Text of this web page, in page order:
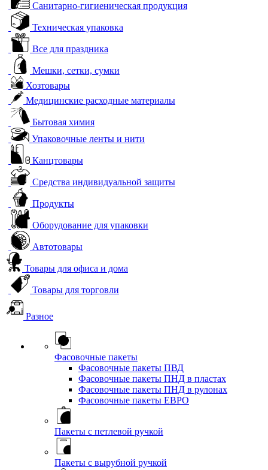
Санитарно-гигиеническая продукция
Техническая упаковка
Все для праздника
Мешки, сетки, сумки
Хозтовары
Медицинские расходные материалы
Бытовая химия
Упаковочные ленты и нити
Канцтовары
Средства индивидуальной защиты
Продукты
Оборудование для упаковки
Автотовары
Товары для офиса и дома
Товары для торговли
Разное
Фасовочные пакеты
Фасовочные пакеты ПВД
Фасовочные пакеты ПНД в пластах
Фасовочные пакеты ПНД в рулонах
Фасовочные пакеты ЕВРО
Пакеты с петлевой ручкой
Пакеты с вырубной ручкой